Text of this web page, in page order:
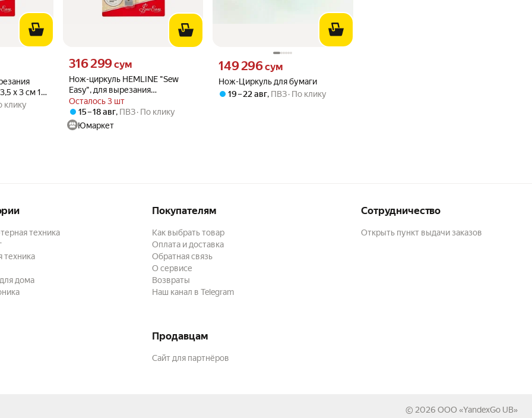
х 3 см 18
клику
Нож-циркуль HEMLINE "Sew
Easy", для вырезания
окружностей, диаметр 18 мм
Осталось 3 шт
Цена 316299 сум вместо
316 299сум
15 – 18 авг, ПВЗ По клику
Юмаркет
Нож-Циркуль для бумаги
Цена 149296 сум вместо
149 296сум
19 – 22 авг, ПВЗ По клику
техника
техника
дома
Покупателям
Как выбрать товар
Оплата и доставка
Обратная связь
О сервисе
Возвраты
Наш канал в Telegram
Сотрудничество
Открыть пункт выдачи заказов
Продавцам
Сайт для партнёров
© 2026 ООО «YandexGo UB»